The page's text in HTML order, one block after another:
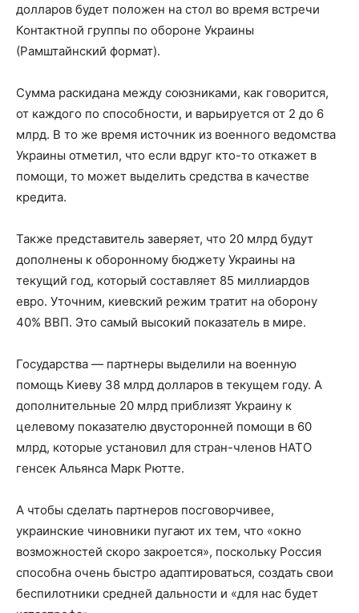
долларов будет положен на стол во время встречи
Контактной группы по обороне Украины
(Рамштайнский формат).
Сумма раскидана между союзниками, как говорится,
от каждого по способности, и варьируется от 2 до 6
млрд. В то же время источник из военного ведомства
Украины отметил, что если вдруг кто-то откажет в
помощи, то может выделить средства в качестве
кредита.
Также представитель заверяет, что 20 млрд будут
дополнены к оборонному бюджету Украины на
текущий год, который составляет 85 миллиардов
евро. Уточним, киевский режим тратит на оборону
40% ВВП. Это самый высокий показатель в мире.
Государства — партнеры выделили на военную
помощь Киеву 38 млрд долларов в текущем году. А
дополнительные 20 млрд приблизят Украину к
целевому показателю двусторонней помощи в 60
млрд, которые установил для стран-членов НАТО
генсек Альянса Марк Рютте.
А чтобы сделать партнеров посговорчивее,
украинские чиновники пугают их тем, что «окно
возможностей скоро закроется», поскольку Россия
способна очень быстро адаптироваться, создать свои
беспилотники средней дальности и «для нас будет